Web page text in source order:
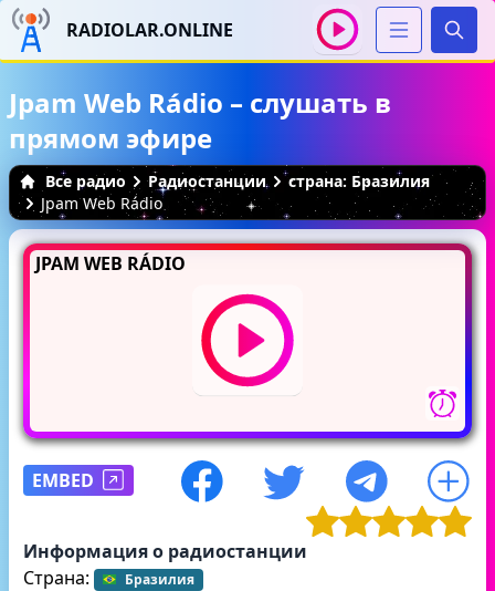
RADIOLAR.ONLINE
Jpam Web Rádio – слушать в
прямом эфире
Все радио Радиостанции
страна: Бразилия
Jpam Web Rádio
JPAM WEB RÁDIO
EMBED
Информация о радиостанции
Страна:
Бразилия